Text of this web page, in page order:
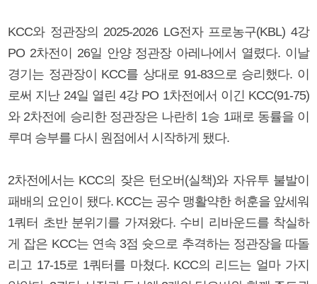
KCC와 정관장의 2025-2026 LG전자 프로농구(KBL) 4강
PO 2차전이 26일 안양 정관장 아레나에서 열렸다. 이날
경기는 정관장이 KCC를 상대로 91-83으로 승리했다. 이
로써 지난 24일 열린 4강 PO 1차전에서 이긴 KCC(91-75)
와 2차전에 승리한 정관장은 나란히 1승 1패로 동률을 이
루며 승부를 다시 원점에서 시작하게 됐다.
2차전에서는 KCC의 잦은 턴오버(실책)와 자유투 불발이
패배의 요인이 됐다. KCC는 공수 맹활약한 허훈을 앞세워
1쿼터 초반 분위기를 가져왔다. 수비 리바운드를 착실하
게 잡은 KCC는 연속 3점 슛으로 추격하는 정관장을 따돌
리고 17-15로 1쿼터를 마쳤다. KCC의 리드는 얼마 가지